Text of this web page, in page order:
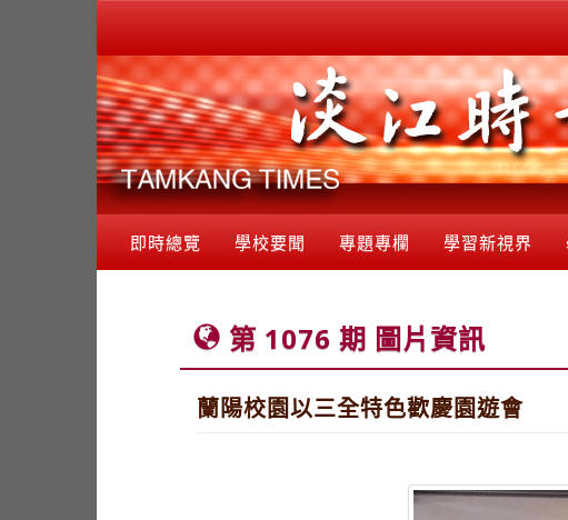
即時總覽 學校要聞 專題專欄 學習新視界
第 1076 期 圖片資訊
蘭陽校園以三全特色歡慶園遊會